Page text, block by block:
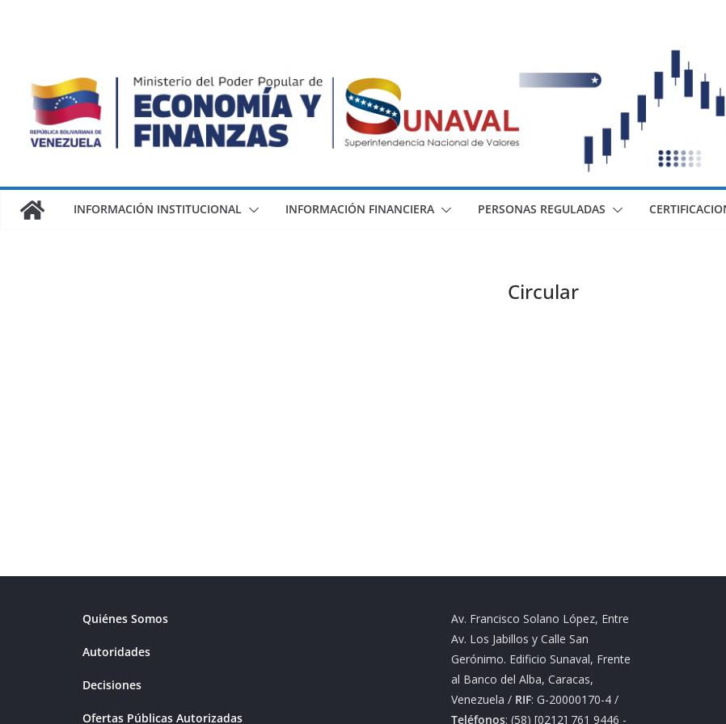
INFORMACIÓN INSTITUCIONAL INFORMACIÓN FINANCIERA PERSONAS REGULADAS
Circular
Quiénes Somos
Autoridades
Decisiones
Ofertas Públicas Autorizadas
Av. Francisco Solano López, Entre
Av. Los Jabillos y Calle San
Gerónimo. Edificio Sunaval, Frente
al Banco del Alba, Caracas,
Venezuela / RIF: G-20000170-4 /
Teléfonos: (58) [0212] 761 9446 -